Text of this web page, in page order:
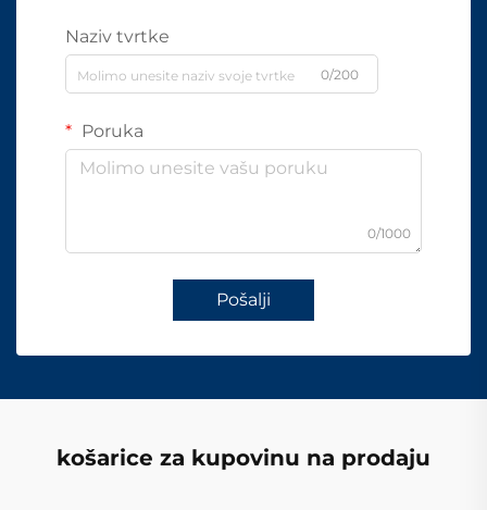
Naziv tvrtke
0/200
Poruka
0/1000
Pošalji
košarice za kupovinu na prodaju